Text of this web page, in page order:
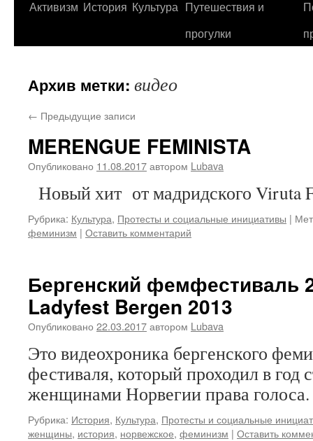
Активизм История Культура Путешествия и
прогулки
Архив метки: видео
← Предыдущие записи
MERENGUE FEMINISTA
Опубликовано 11.08.2017автором Lubava
Новый хит от мадридского Viruta
Рубрика: Культура, Протесты и социальные инициативы |
феминизм | Оставить комментарий
Бергенский фемфестиваль
Ladyfest Bergen 2013
Опубликовано 22.03.2017автором Lubava
Это видеохроника бергенского
фестиваля, который проходил в год
женщинами Норвегии права голоса.
Рубрика: История, Культура, Протесты и социальные
женщины, история, норвежское, феминизм | Оставить